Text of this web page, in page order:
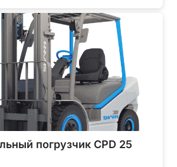
погрузчик CPD 25